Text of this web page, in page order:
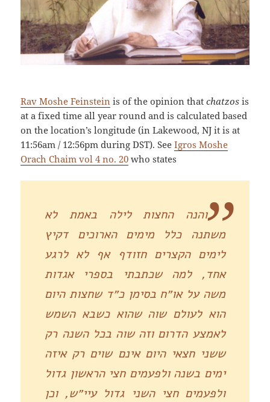
Rav Moshe Feinstein is of the opinion thatchatzos is
at a fixed time all year round and is calculated based
on the location’s longitude (in Lakewood, NJ it is at
11:56am / 12:56pm during DST). SeeIgros Moshe
Orach Chaim vol 4 no. 20 who states
והנה החצות לילה באמת לא
משתנה כלל מימים הארוכים דקיץ
לימים הקצרים חזודף אף לא לרגע
אחד, למה שכתבתי בספרי אגדות
משה על או״ח בסימן כ״ד שחצות היום
הוא לעולם שוה שהוא כשבא השמש
לאמצע הדרום וזה שוה בכל השנה רק
ששני חצאי היום אינם שוים רק איזה
ימים בשנה ולפעמים חצי הראשון גדול
ולפעמים חצי השני גדול עיי״ש, וכן